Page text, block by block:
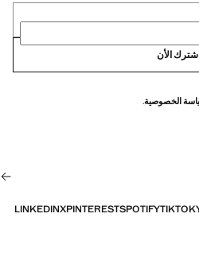
الأن
الخصوصية.
TIKTOK
SPOTIFY
PINTEREST
X
LINKEDIN